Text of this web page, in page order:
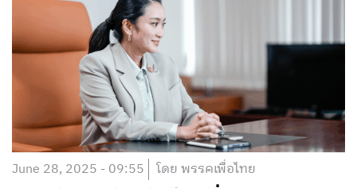
June 28, 2025 - 09:55 โดย พรรคเพื่อไทย